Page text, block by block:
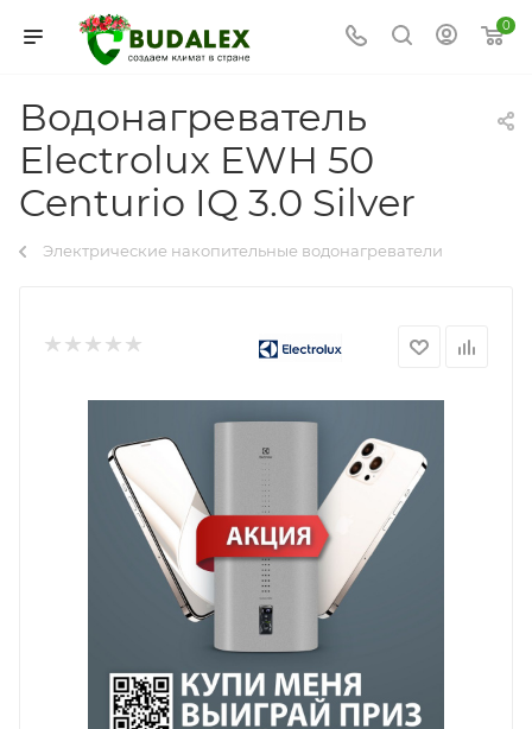
0
Водонагреватель
Electrolux EWH 50
Centurio IQ 3.0 Silver
Электрические накопительные водонагреватели